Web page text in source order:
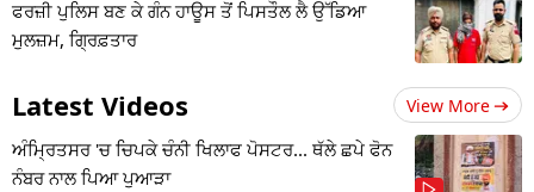
ਫਰਜ਼ੀ ਪੁਲਿਸ ਬਣ ਕੇ ਗੰਨ ਹਾਊਸ ਤੋਂ ਪਿਸਤੌਲ ਲੈ ਉੱਡਿਆ
ਮੁਲਜ਼ਮ, ਗ੍ਰਿਫ਼ਤਾਰ
Latest Videos View More
ਅੰਮ੍ਰਿਤਸਰ 'ਚ ਚਿਪਕੇ ਚੰਨੀ ਖਿਲਾਫ ਪੋਸਟਰ... ਥੱਲੇ ਛਪੇ ਫੋਨ
ਨੰਬਰ ਨਾਲ ਪਿਆ ਪੁਆੜਾ